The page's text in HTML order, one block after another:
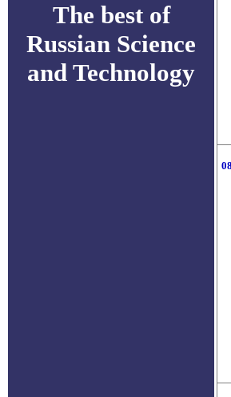
The best of
Russian Science
and Technology